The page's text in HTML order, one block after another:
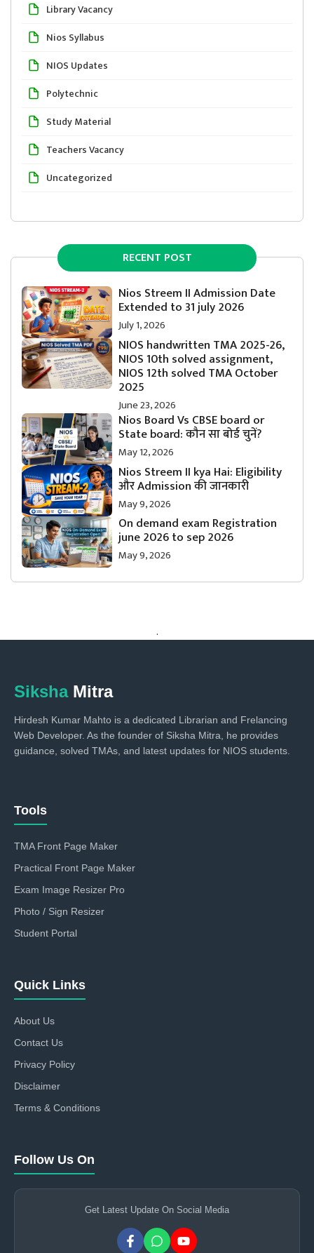
Library Vacancy
Nios Syllabus
NIOS Updates
Polytechnic
Study Material
Teachers Vacancy
Uncategorized
RECENT POST
Nios Streem II Admission Date
Extended to 31 july 2026
July 1, 2026
NIOS handwritten TMA 2025-26,
NIOS 10th solved assignment,
NIOS 12th solved TMA October
2025
June 23, 2026
Nios Board Vs CBSE board or
State board: कौन सा बोर्ड चुनें?
May 12, 2026
Nios Streem II kya Hai: Eligibility
और Admission की जानकारी
May 9, 2026
On demand exam Registration
june 2026 to sep 2026
May 9, 2026
.
Siksha Mitra
Hirdesh Kumar Mahto is a dedicated Librarian and Frelancing
Web Developer. As the founder of Siksha Mitra, he provides
guidance, solved TMAs, and latest updates for NIOS students.
Tools
TMA Front Page Maker
Practical Front Page Maker
Exam Image Resizer Pro
Photo / Sign Resizer
Student Portal
Quick Links
About Us
Contact Us
Privacy Policy
Disclaimer
Terms & Conditions
Follow Us On
Get Latest Update On Social Media